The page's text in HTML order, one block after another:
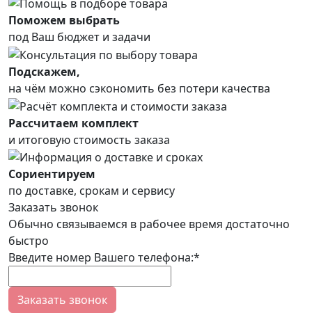
Поможем выбрать
под Ваш бюджет и задачи
Подскажем,
на чём можно сэкономить без потери качества
Рассчитаем комплект
и итоговую стоимость заказа
Сориентируем
по доставке, срокам и сервису
Заказать звонок
Обычно связываемся в рабочее время достаточно
быстро
Введите номер Вашего телефона:*
Заказать звонок